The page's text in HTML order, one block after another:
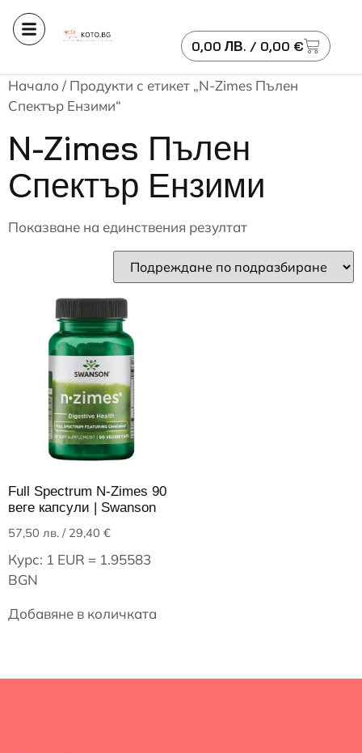
0,00 ЛВ. / 0,00 €
Начало / Продукти с етикет „N-Zimes Пълен
Спектър Ензими“
N-Zimes Пълен
Спектър Ензими
Показване на единствения резултат
Full Spectrum N-Zimes 90
веге капсули | Swanson
57,50 лв. / 29,40 €
Курс: 1 EUR = 1.95583
BGN
Добавяне в количката